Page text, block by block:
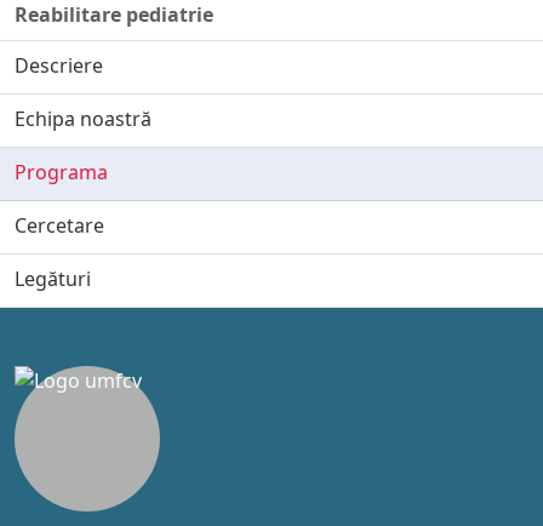
Reabilitare pediatrie
Descriere
Echipa noastră
Programa
Cercetare
Legături